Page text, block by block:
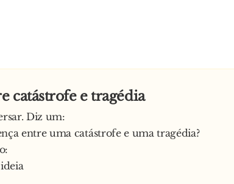
catástrofe e tragédia
Diz um:
entre uma catástrofe e uma tragédia?